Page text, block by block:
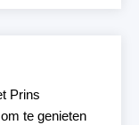
Prins
te genieten